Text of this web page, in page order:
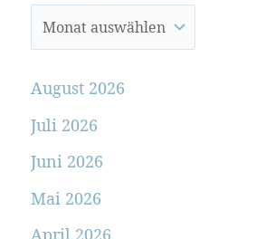
August 2026
Juli 2026
Juni 2026
Mai 2026
April 2026